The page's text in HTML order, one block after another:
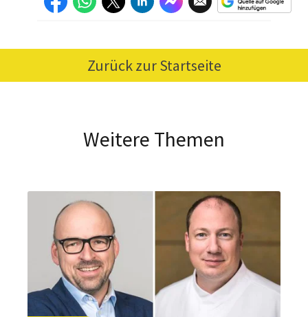
Zurück zur Startseite
Weitere Themen